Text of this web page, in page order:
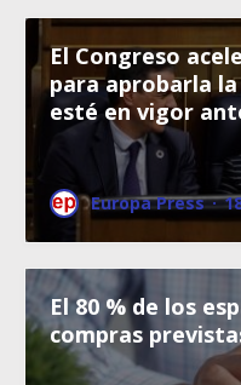
El Congreso
para aprobarla
esté en vigor
Europa Press ·
El 80 % de los
compras